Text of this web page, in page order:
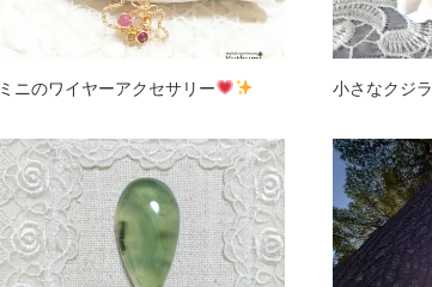
ミニのワイヤーアクセサリー 小さなクジラ